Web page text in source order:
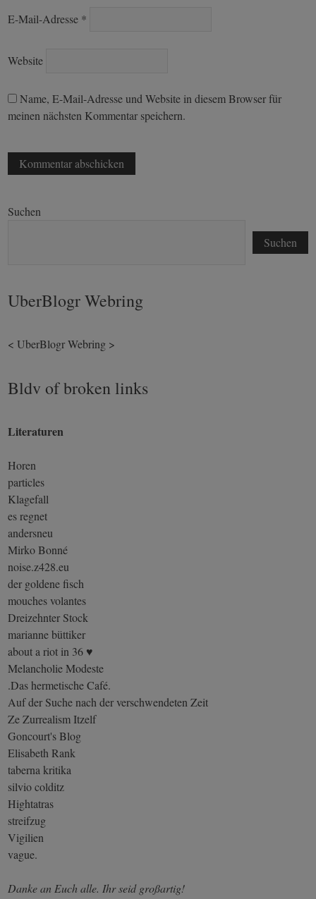
E-Mail-Adresse *
Website
Name, E-Mail-Adresse und Website in diesem Browser für
meinen nächsten Kommentar speichern.
Suchen
Suchen
UberBlogr Webring
< UberBlogr Webring >
Bldv of broken links
Literaturen
Horen
particles
Klagefall
es regnet
andersneu
Mirko Bonné
noise.z428.eu
der goldene fisch
mouches volantes
Dreizehnter Stock
marianne büttiker
about a riot in 36 ♥
Melancholie Modeste
.Das hermetische Café.
Auf der Suche nach der verschwendeten Zeit
Ze Zurrealism Itzelf
Goncourt's Blog
Elisabeth Rank
taberna kritika
silvio colditz
Hightatras
streifzug
Vigilien
vague.
Danke an Euch alle. Ihr seid großartig!